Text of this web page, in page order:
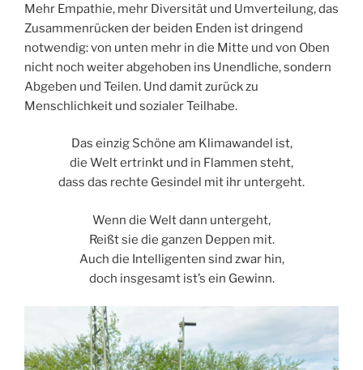
Mehr Empathie, mehr Diversität und Umverteilung, das
Zusammenrücken der beiden Enden ist dringend
notwendig: von unten mehr in die Mitte und von Oben
nicht noch weiter abgehoben ins Unendliche, sondern
Abgeben und Teilen. Und damit zurück zu
Menschlichkeit und sozialer Teilhabe.
Das einzig Schöne am Klimawandel ist,
die Welt ertrinkt und in Flammen steht,
dass das rechte Gesindel mit ihr untergeht.
Wenn die Welt dann untergeht,
Reißt sie die ganzen Deppen mit.
Auch die Intelligenten sind zwar hin,
doch insgesamt ist’s ein Gewinn.